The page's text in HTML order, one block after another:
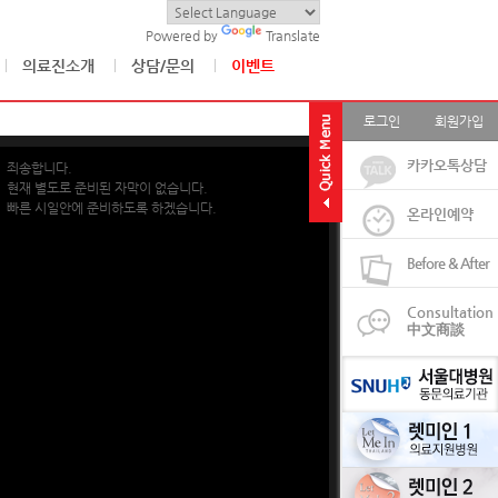
Powered by Translate
의료진소개 상담/문의 이벤트
죄송합니다.
현재 별도로 준비된 자막이 없습니다.
빠른 시일안에 준비하도록 하겠습니다.
로그인 회원가입
카카오톡상담
온라인예약
Before & After
Consultation
中文商談